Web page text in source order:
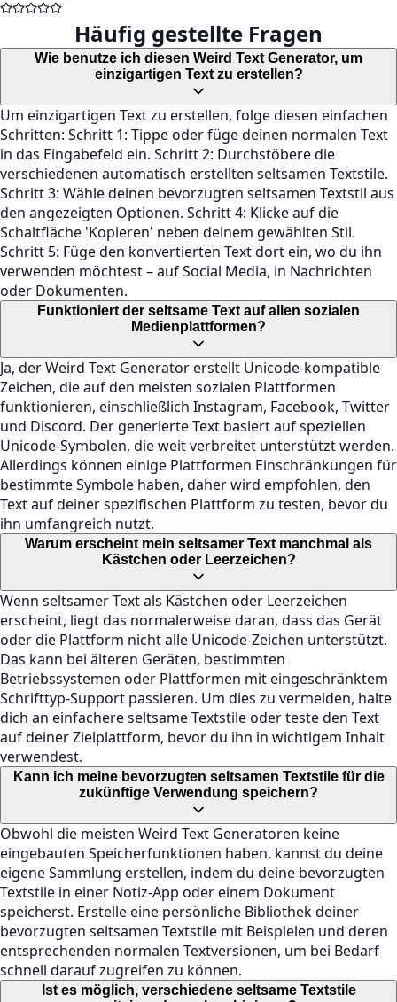
Häufig gestellte Fragen
Wie benutze ich diesen Weird Text Generator, um
einzigartigen Text zu erstellen?
Um einzigartigen Text zu erstellen, folge diesen einfachen
Schritten: Schritt 1: Tippe oder füge deinen normalen Text
in das Eingabefeld ein. Schritt 2: Durchstöbere die
verschiedenen automatisch erstellten seltsamen Textstile.
Schritt 3: Wähle deinen bevorzugten seltsamen Textstil aus
den angezeigten Optionen. Schritt 4: Klicke auf die
Schaltfläche 'Kopieren' neben deinem gewählten Stil.
Schritt 5: Füge den konvertierten Text dort ein, wo du ihn
verwenden möchtest – auf Social Media, in Nachrichten
oder Dokumenten.
Funktioniert der seltsame Text auf allen sozialen
Medienplattformen?
Ja, der Weird Text Generator erstellt Unicode-kompatible
Zeichen, die auf den meisten sozialen Plattformen
funktionieren, einschließlich Instagram, Facebook, Twitter
und Discord. Der generierte Text basiert auf speziellen
Unicode-Symbolen, die weit verbreitet unterstützt werden.
Allerdings können einige Plattformen Einschränkungen für
bestimmte Symbole haben, daher wird empfohlen, den
Text auf deiner spezifischen Plattform zu testen, bevor du
ihn umfangreich nutzt.
Warum erscheint mein seltsamer Text manchmal als
Kästchen oder Leerzeichen?
Wenn seltsamer Text als Kästchen oder Leerzeichen
erscheint, liegt das normalerweise daran, dass das Gerät
oder die Plattform nicht alle Unicode-Zeichen unterstützt.
Das kann bei älteren Geräten, bestimmten
Betriebssystemen oder Plattformen mit eingeschränktem
Schrifttyp-Support passieren. Um dies zu vermeiden, halte
dich an einfachere seltsame Textstile oder teste den Text
auf deiner Zielplattform, bevor du ihn in wichtigem Inhalt
verwendest.
Kann ich meine bevorzugten seltsamen Textstile für die
zukünftige Verwendung speichern?
Obwohl die meisten Weird Text Generatoren keine
eingebauten Speicherfunktionen haben, kannst du deine
eigene Sammlung erstellen, indem du deine bevorzugten
Textstile in einer Notiz-App oder einem Dokument
speicherst. Erstelle eine persönliche Bibliothek deiner
bevorzugten seltsamen Textstile mit Beispielen und deren
entsprechenden normalen Textversionen, um bei Bedarf
schnell darauf zugreifen zu können.
Ist es möglich, verschiedene seltsame Textstile